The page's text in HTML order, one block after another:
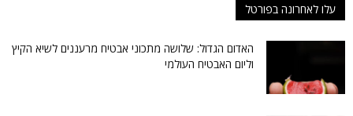
עלו לאחרונה בפורטל
האדום הגדול: שלושה מתכוני אבטיח מרעננים לשיא הקיץ
וליום האבטיח העולמי